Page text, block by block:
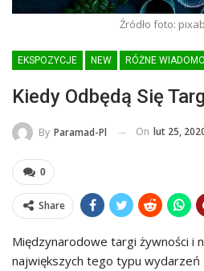
Źródło foto:
EKSPOZYCJE NEW RÓŻNE
Kiedy Odbędą Się
By Paramad-Pl On lut 25,
0
Share
Międzynarodowe targi żywności i
największych tego typu wydarzeń